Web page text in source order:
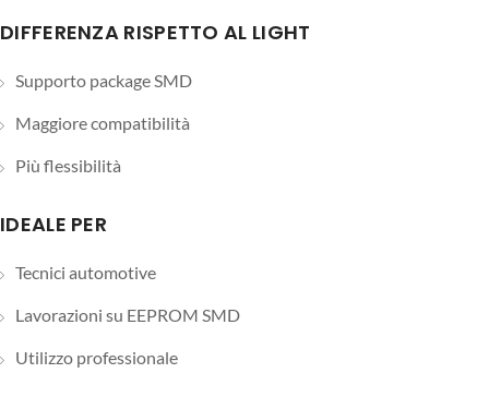
DIFFERENZA RISPETTO AL LIGHT
Supporto package SMD
Maggiore compatibilità
Più flessibilità
IDEALE PER
Tecnici automotive
Lavorazioni su EEPROM SMD
Utilizzo professionale